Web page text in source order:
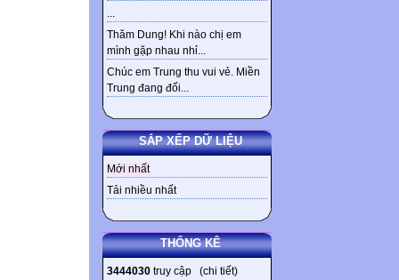
...
Thăm Dung! Khi nào chị em
mình gặp nhau nhỉ...
Chúc em Trung thu vui vẻ. Miền
Trung đang đối...
SẮP XẾP DỮ LIỆU
Mới nhất
Tải nhiều nhất
THỐNG KÊ
3444030 truy cập (chi tiết)